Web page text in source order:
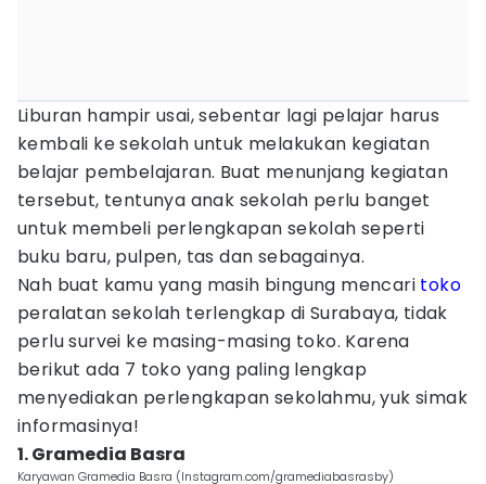
Liburan hampir usai, sebentar lagi pelajar harus
kembali ke sekolah untuk melakukan kegiatan
belajar pembelajaran. Buat menunjang kegiatan
tersebut, tentunya anak sekolah perlu banget
untuk membeli perlengkapan sekolah seperti
buku baru, pulpen, tas dan sebagainya.
Nah buat kamu yang masih bingung mencari toko
peralatan sekolah terlengkap di Surabaya, tidak
perlu survei ke masing-masing toko. Karena
berikut ada 7 toko yang paling lengkap
menyediakan perlengkapan sekolahmu, yuk simak
informasinya!
1. Gramedia Basra
Karyawan Gramedia Basra (Instagram.com/gramediabasrasby)